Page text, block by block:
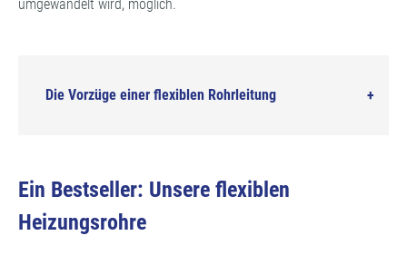
umgewandelt wird, möglich.
Die Vorzüge einer flexiblen Rohrleitung
Ein Bestseller: Unsere flexiblen
Heizungsrohre